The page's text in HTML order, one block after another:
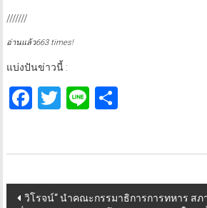
///////
อ่านแล้ว663 times!
แบ่งปันข่าวนี้ :
Facebook
Twitter
LineShare
Post
วิโรจน์“ นำคณะกรรมาธิการการทหาร สภ